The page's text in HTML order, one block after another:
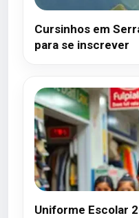
Cursinhos em
para se inscrever
Uniforme Escolar